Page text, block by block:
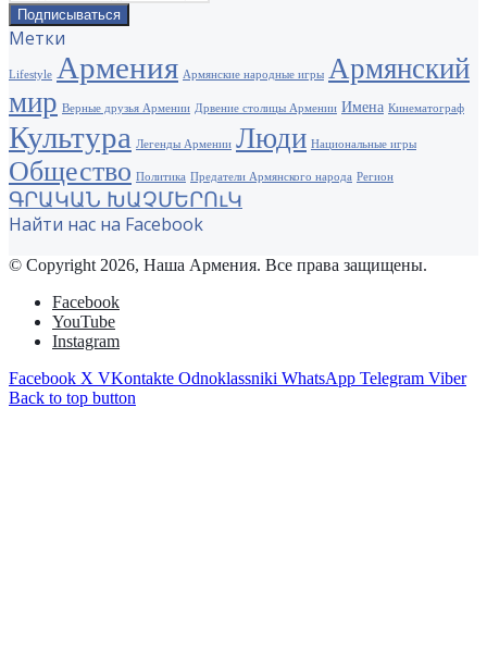
Метки
Lifestyle Армения Армянские народные игры Армянский
мир Верные друзья Армении Дрвение столицы Армении Имена Кинематограф
Культура Легенды Армении Люди Национальные игры
Общество Политика Предатели Армянского народа Регион
ԳՐԱԿԱՆ ԽԱՉՄԵՐՈւԿ
Найти нас на Facebook
© Copyright 2026, Наша Армения. Все права защищены.
Facebook
YouTube
Instagram
Facebook X VKontakte Odnoklassniki WhatsApp Telegram Viber
Back to top button